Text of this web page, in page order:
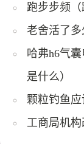
跑步步频（
老舍活了多
哈弗h6气
是什么）
颗粒钓鱼应
工商局机构